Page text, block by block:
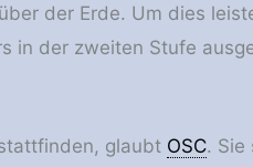
der Erde. Um dies
in der zweiten Stufe
glaubt OSC. Sie